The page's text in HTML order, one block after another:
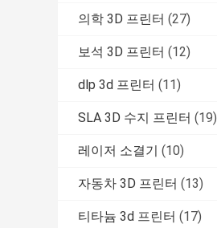
의학 3D 프린터 (27)
보석 3D 프린터 (12)
dlp 3d 프린터 (11)
SLA 3D 수지 프린터 (19)
레이저 소결기 (10)
자동차 3D 프린터 (13)
티타늄 3d 프린터 (17)